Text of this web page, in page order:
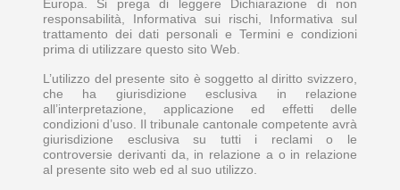
Europa. Si prega di leggere Dichiarazione di non
responsabilità, Informativa sui rischi, Informativa sul
trattamento dei dati personali e Termini e condizioni
prima di utilizzare questo sito Web.
L’utilizzo del presente sito è soggetto al diritto svizzero,
che ha giurisdizione esclusiva in relazione
all’interpretazione, applicazione ed effetti delle
condizioni d’uso. Il tribunale cantonale competente avrà
giurisdizione esclusiva su tutti i reclami o le
controversie derivanti da, in relazione a o in relazione
al presente sito web ed al suo utilizzo.